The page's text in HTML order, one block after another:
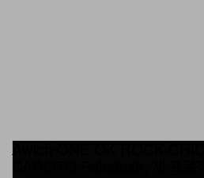
Awich·ONE OK
CARLITO·Paledusk, 새 프로